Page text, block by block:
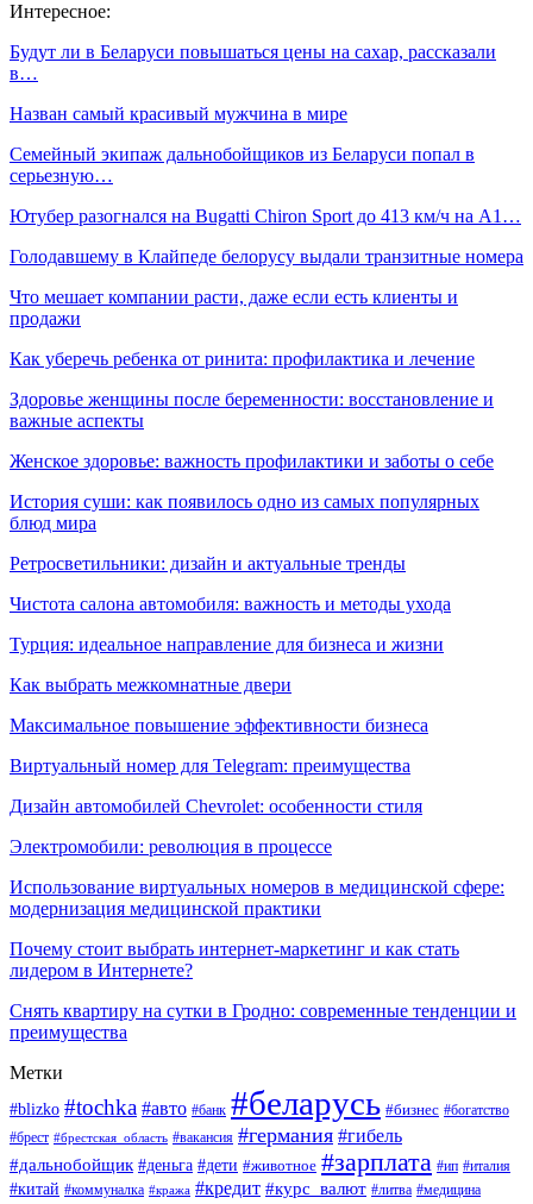
Интересное:
Будут ли в Беларуси повышаться цены на сахар, рассказали
в…
Назван самый красивый мужчина в мире
Семейный экипаж дальнобойщиков из Беларуси попал в
серьезную…
Ютубер разогнался на Bugatti Chiron Sport до 413 км/ч на А1…
Голодавшему в Клайпеде белорусу выдали транзитные номера
Что мешает компании расти, даже если есть клиенты и
продажи
Как уберечь ребенка от ринита: профилактика и лечение
Здоровье женщины после беременности: восстановление и
важные аспекты
Женское здоровье: важность профилактики и заботы о себе
История суши: как появилось одно из самых популярных
блюд мира
Ретросветильники: дизайн и актуальные тренды
Чистота салона автомобиля: важность и методы ухода
Турция: идеальное направление для бизнеса и жизни
Как выбрать межкомнатные двери
Максимальное повышение эффективности бизнеса
Виртуальный номер для Telegram: преимущества
Дизайн автомобилей Chevrolet: особенности стиля
Электромобили: революция в процессе
Использование виртуальных номеров в медицинской сфере:
модернизация медицинской практики
Почему стоит выбрать интернет-маркетинг и как стать
лидером в Интернете?
Снять квартиру на сутки в Гродно: современные тенденции и
преимущества
Метки
#blizko #tochka #авто #банк #беларусь #бизнес #богатство
#брест #брестская_область #вакансия #германия #гибель
#дальнобойщик #деньга #дети #животное #зарплата #ип #италия
#китай #коммуналка #кража #кредит #курс_валют #литва #медицина